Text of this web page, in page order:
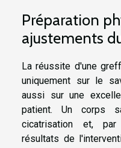
Préparation
ajustements
La réussite d'une
uniquement sur le
aussi sur une
patient. Un corps
cicatrisation et,
résultats de